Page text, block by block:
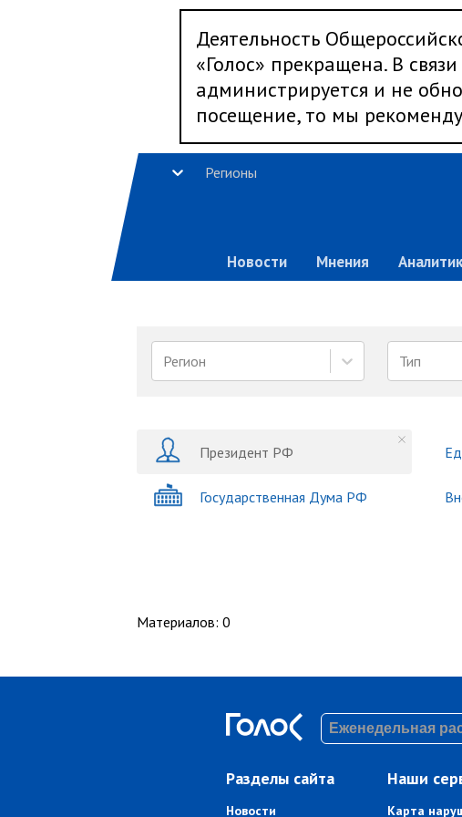
Деятельность
«Голос» прекращена. В
администрируется и не
посещение, то мы
Регионы
Новости Мнения
Регион Тип
Президент РФ
Государственная Дума РФ
Материалов: 0
Разделы сайта
Новости
Наши
Карта